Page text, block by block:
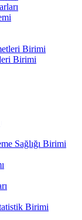
Birimi
Birimi
Sağlığı Birimi
Birimi